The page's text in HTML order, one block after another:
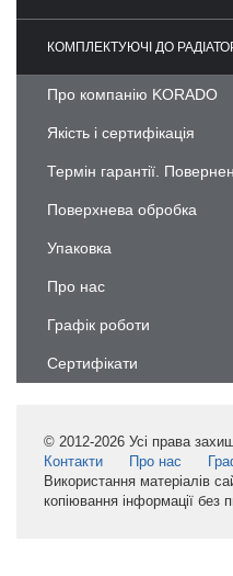
КОМПЛЕКТУЮЧІ ДО
Про компанію KORADO
Якість і сертифікація
Термін гарантії.
Поверхнева обробка
Упаковка
Про нас
Графік роботи
Сертифікати
© 2012-2026 Усі права
Контакти
Про нас
Використання матеріалів
копіювання інформації без